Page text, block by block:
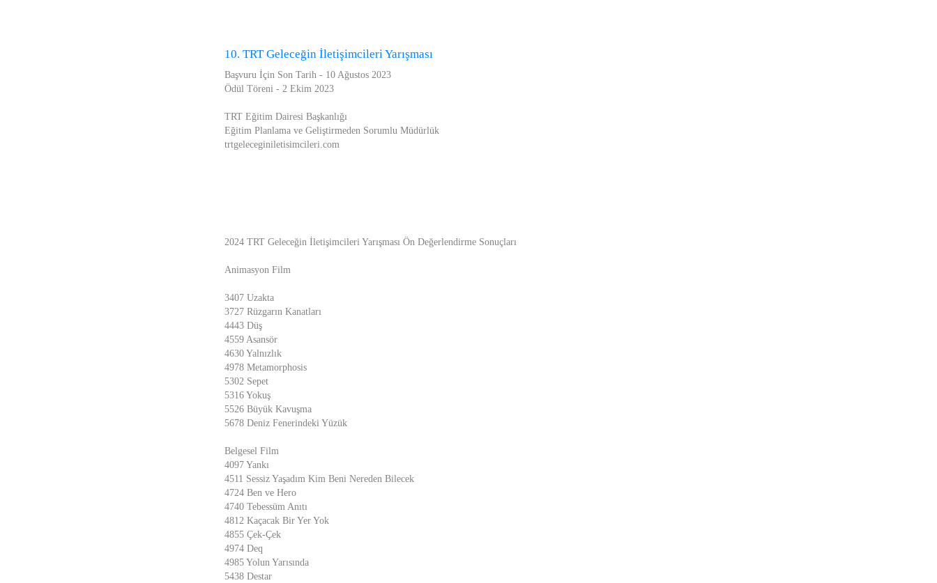
10. TRT Geleceğin İletişimcileri Yarışması
Başvuru İçin Son Tarih - 10 Ağustos 2023
Ödül Töreni - 2 Ekim 2023
TRT Eğitim Dairesi Başkanlığı
Eğitim Planlama ve Geliştirmeden Sorumlu Müdürlük
trtgeleceginiletisimcileri.com
2024 TRT Geleceğin İletişimcileri Yarışması Ön Değerlendirme Sonuçları
Animasyon Film
3407 Uzakta
3727 Rüzgarın Kanatları
4443 Düş
4559 Asansör
4630 Yalnızlık
4978 Metamorphosis
5302 Sepet
5316 Yokuş
5526 Büyük Kavuşma
5678 Deniz Fenerindeki Yüzük
Belgesel Film
4097 Yankı
4511 Sessiz Yaşadım Kim Beni Nereden Bilecek
4724 Ben ve Hero
4740 Tebessüm Anıtı
4812 Kaçacak Bir Yer Yok
4855 Çek-Çek
4974 Deq
4985 Yolun Yarısında
5438 Destar